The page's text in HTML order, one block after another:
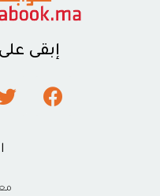
إبقى